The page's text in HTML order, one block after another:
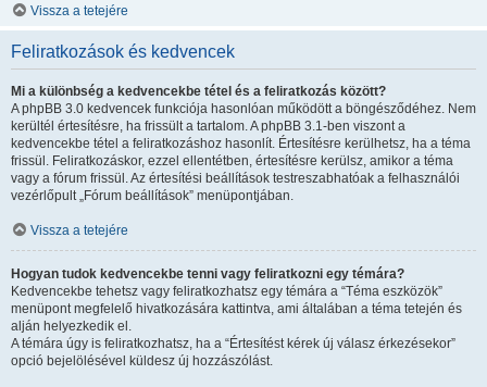
Vissza a tetejére
Feliratkozások és kedvencek
Mi a különbség a kedvencekbe tétel és a feliratkozás között?
A phpBB 3.0 kedvencek funkciója hasonlóan működött a böngésződéhez. Nem
kerültél értesítésre, ha frissült a tartalom. A phpBB 3.1-ben viszont a
kedvencekbe tétel a feliratkozáshoz hasonlít. Értesítésre kerülhetsz, ha a téma
frissül. Feliratkozáskor, ezzel ellentétben, értesítésre kerülsz, amikor a téma
vagy a fórum frissül. Az értesítési beállítások testreszabhatóak a felhasználói
vezérlőpult „Fórum beállítások” menüpontjában.
Vissza a tetejére
Hogyan tudok kedvencekbe tenni vagy feliratkozni egy témára?
Kedvencekbe tehetsz vagy feliratkozhatsz egy témára a “Téma eszközök”
menüpont megfelelő hivatkozására kattintva, ami általában a téma tetején és
alján helyezkedik el.
A témára úgy is feliratkozhatsz, ha a “Értesítést kérek új válasz érkezésekor”
opció bejelölésével küldesz új hozzászólást.